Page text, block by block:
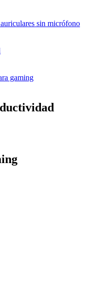
sin micrófono
gaming